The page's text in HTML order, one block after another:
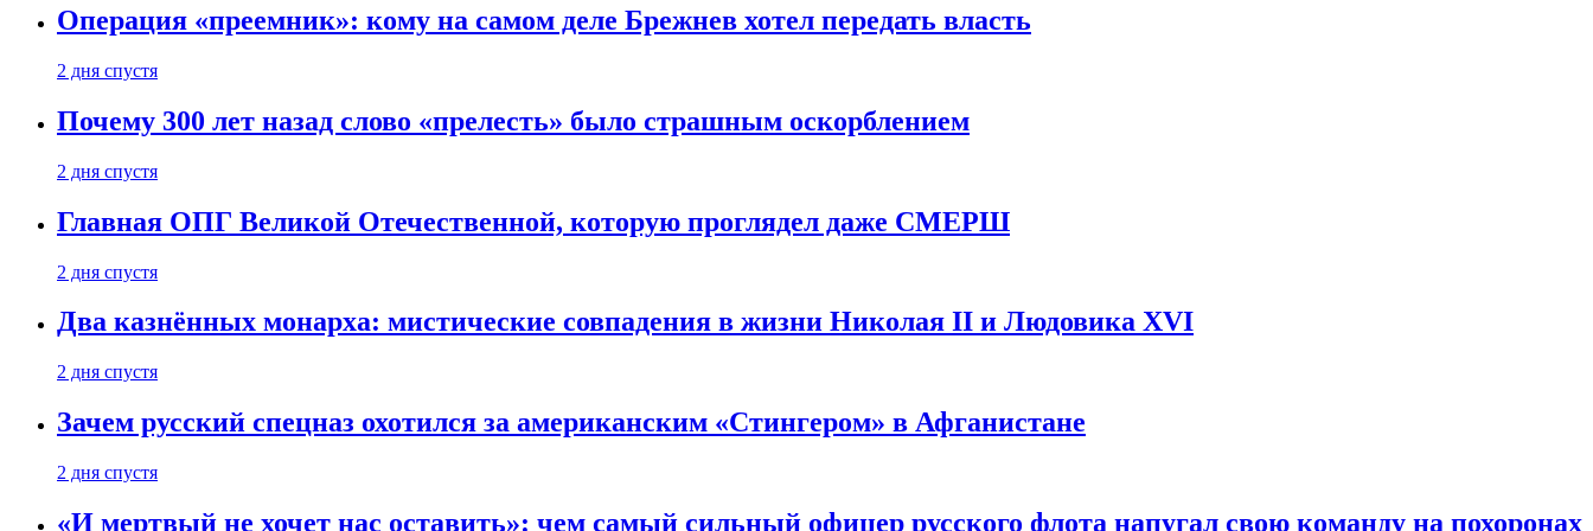
Операция «преемник»: кому на самом деле Брежнев хотел передать власть
2 дня спустя
Почему 300 лет назад слово «прелесть» было страшным оскорблением
2 дня спустя
Главная ОПГ Великой Отечественной, которую проглядел даже СМЕРШ
2 дня спустя
Два казнённых монарха: мистические совпадения в жизни Николая II и Людовика XVI
2 дня спустя
Зачем русский спецназ охотился за американским «Стингером» в Афганистане
2 дня спустя
«И мертвый не хочет нас оставить»: чем самый сильный офицер русского флота напугал свою команду на похоронах